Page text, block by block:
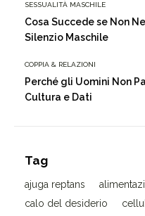
SESSUALITÀ MASCHILE
Cosa Succede se Non
Silenzio Maschile
COPPIA & RELAZIONI
Perché gli Uomini Non
Cultura e Dati
Tag
ajuga reptans
calo del desiderio